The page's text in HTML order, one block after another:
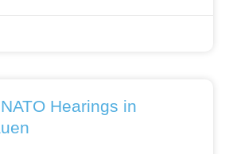
Hearings in